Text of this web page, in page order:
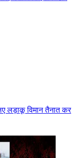
लड़ाकू विमान तैनात कर